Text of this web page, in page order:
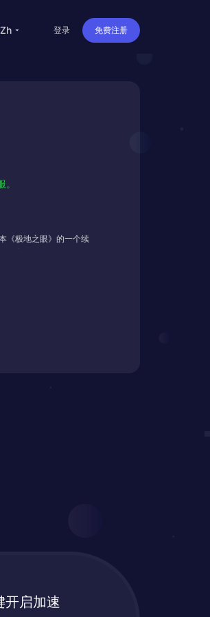
zh 登录 免费注册
《极地之眼》的一个续
开启加速